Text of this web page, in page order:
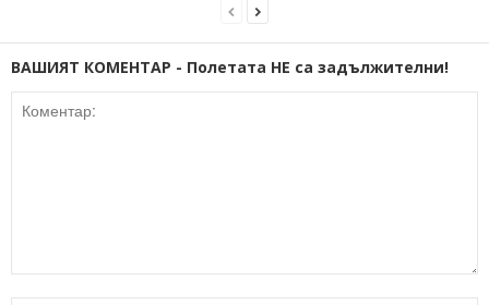
ВАШИЯТ КОМЕНТАР - Полетата НЕ са задължителни!